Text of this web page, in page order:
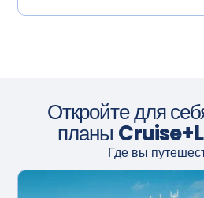
Откройте для
планы
Где вы